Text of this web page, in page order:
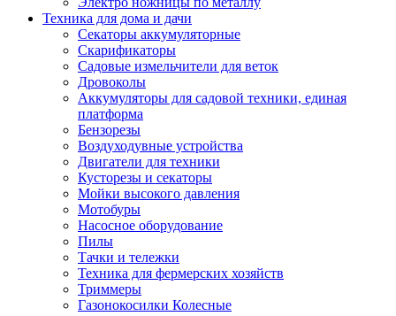
Техника для дома и дачи
Секаторы аккумуляторные
Скарификаторы
Садовые измельчители для веток
Дровоколы
Аккумуляторы для садовой техники, единая
платформа
Бензорезы
Воздуходувные устройства
Двигатели для техники
Кусторезы и секаторы
Мойки высокого давления
Мотобуры
Насосное оборудование
Пилы
Тачки и тележки
Техника для фермерских хозяйств
Триммеры
Газонокосилки Колесные